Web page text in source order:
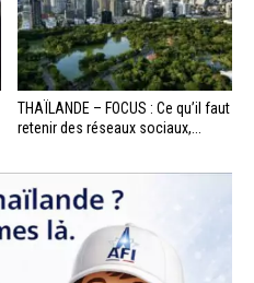
THAÏLANDE – FOCUS : Ce qu’il faut
retenir des réseaux sociaux,...